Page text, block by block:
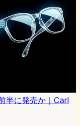
半に発売か｜Carl